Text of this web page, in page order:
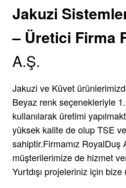
Jakuzi
– Üretici Firma
A.Ş.
Jakuzi ve Küvet
Beyaz renk seçenekleriyle
kullanılarak üretimi
yüksek kalite de olup TSE
sahiptir.Firmamız RoyalDuş
müşterilerimize de hizmet
Yurtdışı projeleriniz için